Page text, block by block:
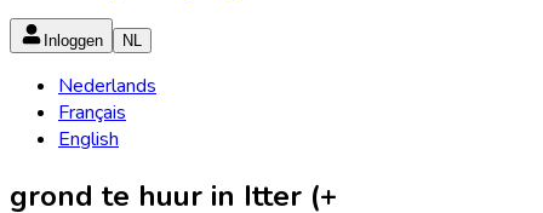
Inloggen NL
Nederlands
Français
English
grond te huur in Itter (+